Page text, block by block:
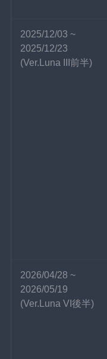
2025/12/03 ~
2025/12/23
(Ver.Luna III前半)
2026/04/28 ~
2026/05/19
(Ver.Luna VI後半)